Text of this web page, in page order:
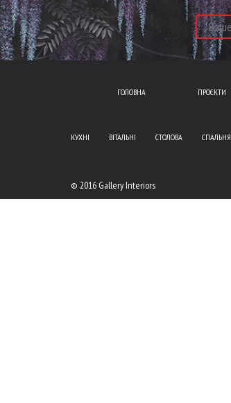
ГОЛОВНА ПРОЄКТИ
КУХНІ ВІТАЛЬНІ СТОЛОВА СПАЛЬНЯ
© 2016 Gallery Interiors